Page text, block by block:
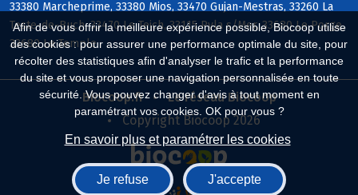
Afin de vous offrir la meilleure expérience possible, Biocoop utilise
des cookies : pour assurer une performance optimale du site, pour
récolter des statistiques afin d'analyser le trafic et la performance
du site et vous proposer une navigation personnalisée en toute
sécurité. Vous pouvez changer d'avis à tout moment en
paramétrant vos cookies. OK pour vous ?
En savoir plus et paramétrer les cookies
Je refuse J'accepte
33380 Marcheprime, 33380 Mios, 33470 Gujan-Mestras, 33260 La
Teste-de-Buch, 33470 Le Teich, 33115 Pyla s/Mer, 33680 Le Porge,
33680 Le Temple
Biocoop.fr
Le réseau Biocoop
Copyright Biocoop 2026